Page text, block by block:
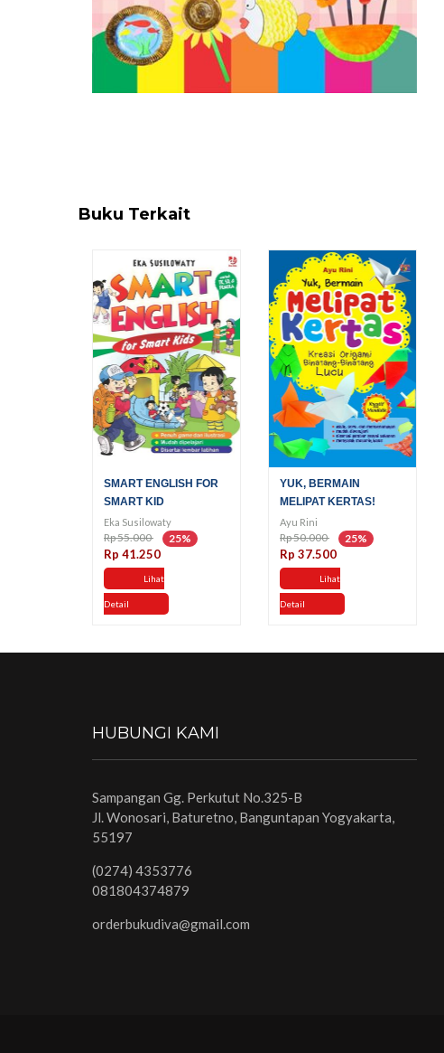
Buku Terkait
SMART ENGLISH FOR
SMART KID
Eka Susilowaty
Rp 55.000 25%
Rp 41.250
Lihat
Detail
YUK, BERMAIN
MELIPAT KERTAS!
Ayu Rini
Rp 50.000 25%
Rp 37.500
Lihat
Detail
HUBUNGI KAMI
Sampangan Gg. Perkutut No.325-B
Jl. Wonosari, Baturetno, Banguntapan Yogyakarta,
55197
(0274) 4353776
081804374879
orderbukudiva@gmail.com